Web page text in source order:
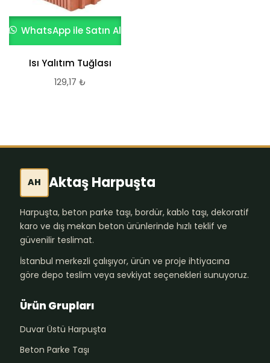
WhatsApp ile Satın Al
Isı Yalıtım Tuğlası
129,17 ₺
AH Aktaş Harpuşta
Harpuşta, beton parke taşı, bordür, kablo taşı, dekoratif
karo ve dış mekan beton ürünlerinde hızlı teklif ve
güvenilir teslimat.
İstanbul merkezli çalışıyor, ürün ve proje ihtiyacına
göre depo teslim veya sevkiyat seçenekleri sunuyoruz.
Ürün Grupları
Duvar Üstü Harpuşta
Beton Parke Taşı